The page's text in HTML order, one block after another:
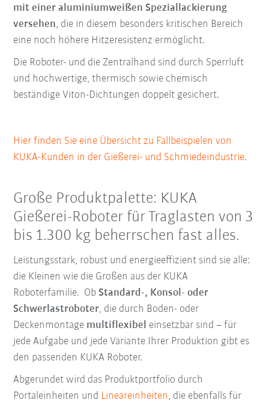
mit einer aluminiumweißen Speziallackierung
versehen, die in diesem besonders kritischen Bereich
eine noch höhere Hitzeresistenz ermöglicht.
Die Roboter- und die Zentralhand sind durch Sperrluft
und hochwertige, thermisch sowie chemisch
beständige Viton-Dichtungen doppelt gesichert.
Hier finden Sie eine Übersicht zu Fallbeispielen von
KUKA-Kunden in der Gießerei- und Schmiedeindustrie.
Große Produktpalette: KUKA
Gießerei-Roboter für Traglasten von 3
bis 1.300 kg beherrschen fast alles.
Leistungsstark, robust und energieeffizient sind sie alle:
die Kleinen wie die Großen aus der KUKA
Roboterfamilie. ObStandard-, Konsol- oder
Schwerlastroboter, die durch Boden- oder
Deckenmontage multiflexibel einsetzbar sind – für
jede Aufgabe und jede Variante Ihrer Produktion gibt es
den passenden KUKA Roboter.
Abgerundet wird das Produktportfolio durch
Portaleinheiten und Lineareinheiten, die ebenfalls für